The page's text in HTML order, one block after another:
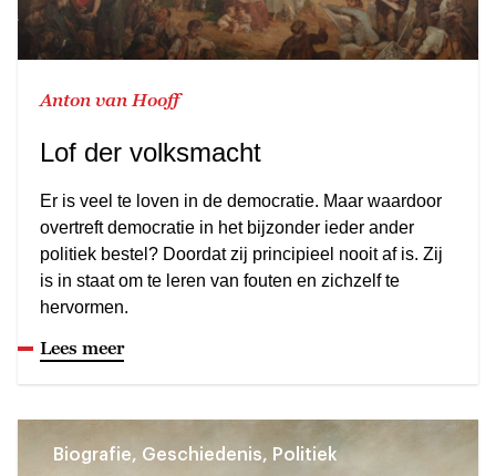
Anton van Hooff
Lof der volksmacht
Er is veel te loven in de democratie. Maar waardoor
overtreft democratie in het bijzonder ieder ander
politiek bestel? Doordat zij principieel nooit af is. Zij
is in staat om te leren van fouten en zichzelf te
hervormen.
Lees meer
Biografie, Geschiedenis, Politiek